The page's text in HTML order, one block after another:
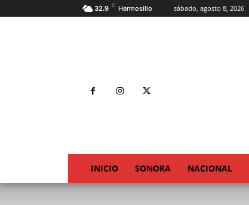
32.9 C Hermosillo sábado, agosto 8, 2026
INICIO SONORA NACIONAL